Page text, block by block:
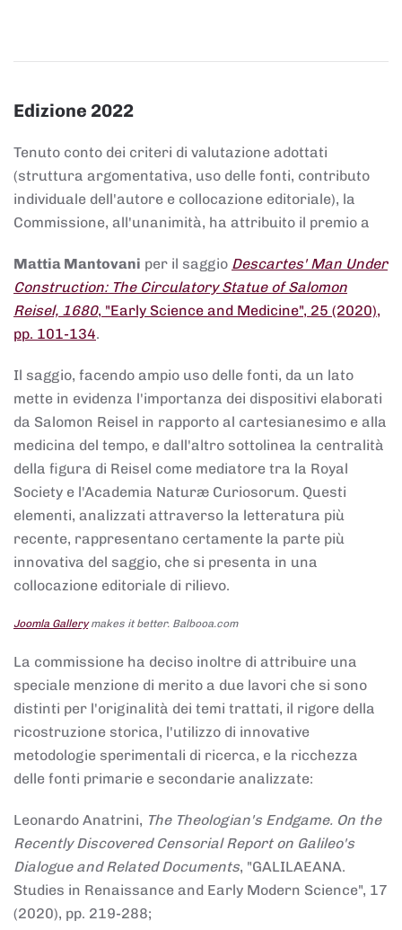
Edizione 2022
Tenuto conto dei criteri di valutazione adottati
(struttura argomentativa, uso delle fonti, contributo
individuale dell'autore e collocazione editoriale), la
Commissione, all'unanimità, ha attribuito il premio a
Mattia Mantovani per il saggio Descartes' Man Under
Construction: The Circulatory Statue of Salomon
Reisel, 1680, "Early Science and Medicine", 25 (2020),
pp. 101-134.
Il saggio, facendo ampio uso delle fonti, da un lato
mette in evidenza l'importanza dei dispositivi elaborati
da Salomon Reisel in rapporto al cartesianesimo e alla
medicina del tempo, e dall'altro sottolinea la centralità
della figura di Reisel come mediatore tra la Royal
Society e l'Academia Naturæ Curiosorum. Questi
elementi, analizzati attraverso la letteratura più
recente, rappresentano certamente la parte più
innovativa del saggio, che si presenta in una
collocazione editoriale di rilievo.
Joomla Gallerymakes it better. Balbooa.com
La commissione ha deciso inoltre di attribuire una
speciale menzione di merito a due lavori che si sono
distinti per l'originalità dei temi trattati, il rigore della
ricostruzione storica, l'utilizzo di innovative
metodologie sperimentali di ricerca, e la ricchezza
delle fonti primarie e secondarie analizzate:
Leonardo Anatrini, The Theologian's Endgame. On the
Recently Discovered Censorial Report on Galileo's
Dialogue and Related Documents, "GALILAEANA.
Studies in Renaissance and Early Modern Science", 17
(2020), pp. 219-288;